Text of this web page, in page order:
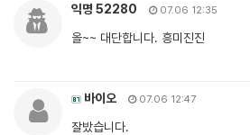
익명 52280 07.06 12:35
올~~ 대단합니다. 흥미진진
바이오 07.06 12:47
잘밨습니다.